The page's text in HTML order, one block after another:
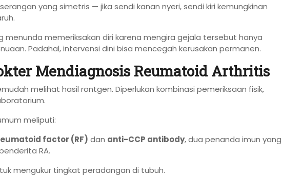
yang simetris — jika sendi kanan nyeri, sendi kiri kemungkinan
menunda memeriksakan diri karena mengira gejala tersebut hanya
Padahal, intervensi dini bisa mencegah kerusakan permanen.
Mendiagnosis Reumatoid Arthritis
melihat hasil rontgen. Diperlukan kombinasi pemeriksaan fisik,
meliputi:
factor (RF) dan anti-CCP antibody, dua penanda imun yang
RA.
mengukur tingkat peradangan di tubuh.